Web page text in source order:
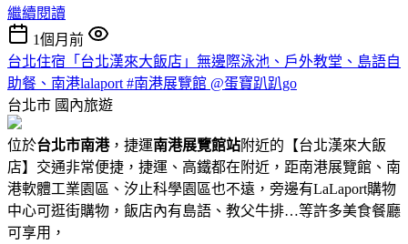
繼續閱讀
1個月前
台北住宿「台北漢來大飯店」無邊際泳池、戶外教堂、島語自
助餐、南港lalaport #南港展覽館 @蛋寶趴趴go
台北市 國內旅遊
位於台北市南港，捷運南港展覽館站附近的【台北漢來大飯
店】交通非常便捷，捷運、高鐵都在附近，距南港展覽館、南
港軟體工業園區、汐止科學園區也不遠，旁邊有LaLaport購物
中心可逛街購物，飯店內有島語、教父牛排…等許多美食餐廳
可享用，